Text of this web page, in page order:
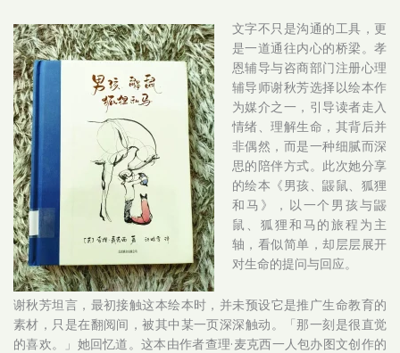
文字不只是沟通的工具，更
是一道通往内心的桥梁。孝
恩辅导与咨商部门注册心理
辅导师谢秋芳选择以绘本作
为媒介之一，引导读者走入
情绪、理解生命，其背后并
非偶然，而是一种细腻而深
思的陪伴方式。此次她分享
的绘本《男孩、鼹鼠、狐狸
和马》，以一个男孩与鼹
鼠、狐狸和马的旅程为主
轴，看似简单，却层层展开
对生命的提问与回应。
谢秋芳坦言，最初接触这本绘本时，并未预设它是推广生命教育的
素材，只是在翻阅间，被其中某一页深深触动。「那一刻是很直觉
的喜欢。」她回忆道。这本由作者查理·麦克西一人包办图文创作的